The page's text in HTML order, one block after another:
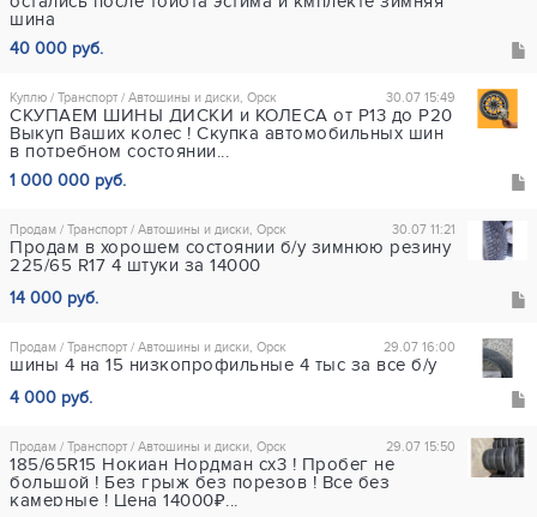
шина
40 000 руб.
30.07 15:49
Куплю / Транспорт / Автошины и диски, Орск
СКУПАЕМ ШИНЫ ДИСКИ и КОЛЕСА от Р13 до Р20
Выкуп Ваших колес ! Скупка автомобильных шин
в потребном состоянии...
1 000 000 руб.
30.07 11:21
Продам / Транспорт / Автошины и диски, Орск
Продам в хорошем состоянии б/у зимнюю резину
225/65 R17 4 штуки за 14000
14 000 руб.
29.07 16:00
Продам / Транспорт / Автошины и диски, Орск
шины 4 на 15 низкопрофильные 4 тыс за все б/у
4 000 руб.
29.07 15:50
Продам / Транспорт / Автошины и диски, Орск
185/65R15 Нокиан Нордман сх3 ! Пробег не
большой ! Без грыж без порезов ! Все без
камерные ! Цена 14000₽...